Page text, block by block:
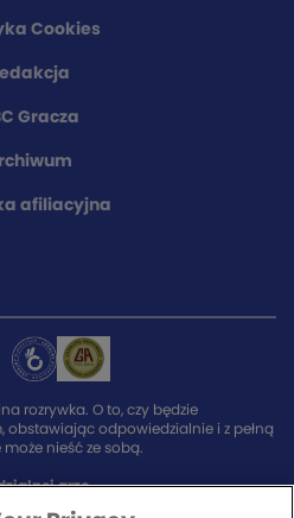
Cookies
Gracza
afiliacyjna
rozrywka. O to, czy będzie
obstawiając odpowiedzialnie i z pełną
nieść ze sobą.
grze.